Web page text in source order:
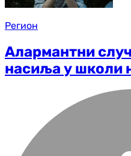
Регион
Алармантни
насиља у школи